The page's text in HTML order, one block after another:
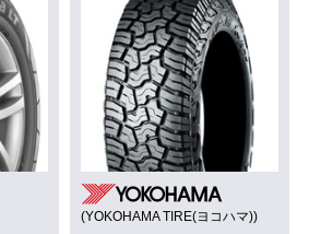
(YOKOHAMA TIRE(ヨコハマ))